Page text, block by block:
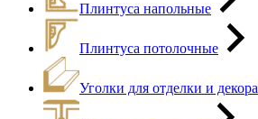
Плинтуса напольные
Плинтуса потолочные
Уголки для отделки и декора